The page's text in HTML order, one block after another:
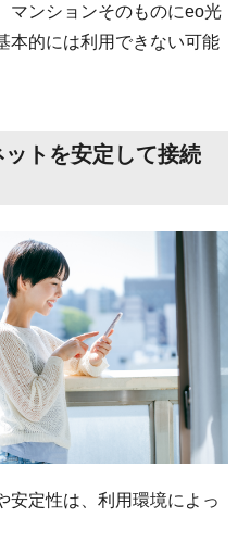
マンションそのものにeo光
本的には利用できない可能
トを安定して接続
安定性は、利用環境によっ